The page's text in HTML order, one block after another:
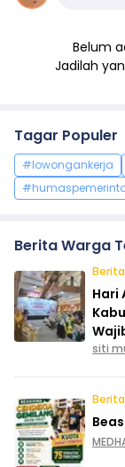
Belum
Jadilah
Tagar Populer
#lowongankerja
Berita Warga
Hari
siti